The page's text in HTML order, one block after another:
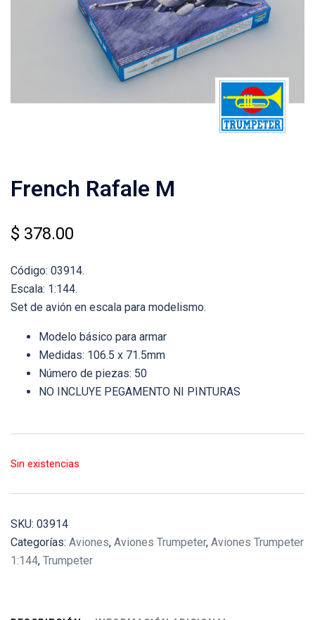
French Rafale M
$ 378.00
Código: 03914.
Escala: 1:144.
Set de avión en escala para modelismo.
Modelo básico para armar
Medidas: 106.5 x 71.5mm
Número de piezas: 50
NO INCLUYE PEGAMENTO NI PINTURAS
Sin existencias
SKU: 03914
Categorías: Aviones, Aviones Trumpeter, Aviones Trumpeter
1:144, Trumpeter